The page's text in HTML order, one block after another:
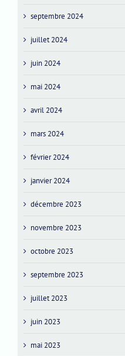
septembre 2024
juillet 2024
juin 2024
mai 2024
avril 2024
mars 2024
février 2024
janvier 2024
décembre 2023
novembre 2023
octobre 2023
septembre 2023
juillet 2023
juin 2023
mai 2023